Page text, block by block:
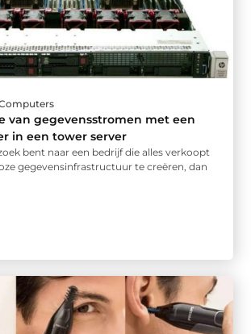
van gegevensstromen met een
in een tower server
bent naar een bedrijf die alles verkoopt
gegevensinfrastructuur te creëren, dan